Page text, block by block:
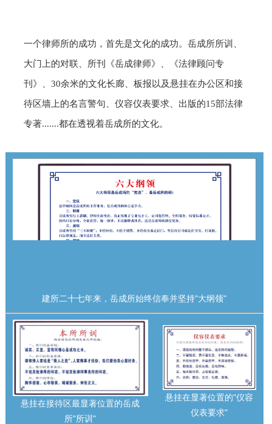
一个律师所的成功，首先是文化的成功。岳成所所训、
大门上的对联、所刊《岳成律师》、《法律顾问专
刊》、30余米的文化长廊、板报以及悬挂在办公区和接
待区墙上的名言警句、仪容仪表要求、出版的15部法律
专著.......都在透视着岳成所的文化。
建所二十七年来，岳成所始终信奉并坚持"大纲领"
悬挂在接待区最显著位置的岳成
所"所训"
悬挂在显著位置的"仪容
仪表要求"